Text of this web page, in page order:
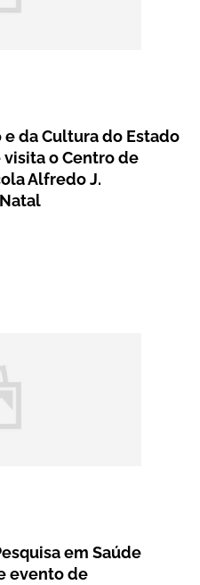
da Cultura do Estado
o Centro de
Alfredo J.
em Saúde
evento de